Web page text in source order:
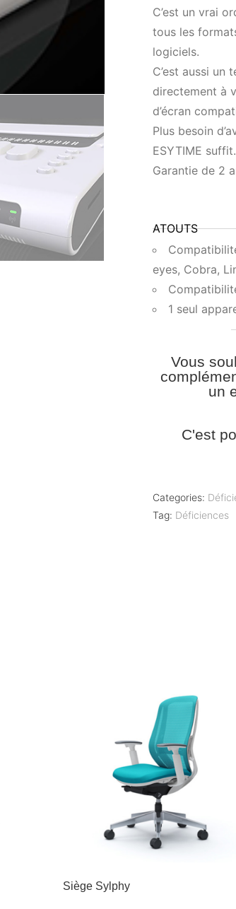
C’est un vrai
tous les
logiciels.
C’est aussi un
directement à
d’écran
Plus besoin
ESYTIME suffit.
Garantie de 2
ATOUTS
eyes, Cobra,
1 seul
Vous
un
C'est
Categories:
Tag: Déficiences
Siège Sylphy